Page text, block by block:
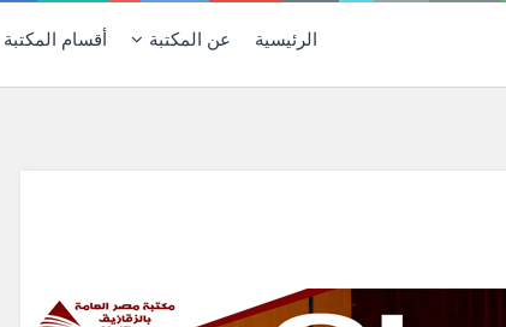
الرئيسية عن المكتبة أقسام المكتبة